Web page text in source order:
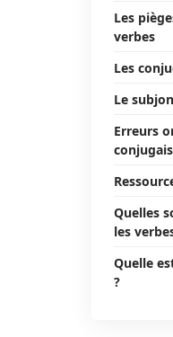
Les
verbes
Les
Le
Erreurs
Quelles
les
Quelle
?